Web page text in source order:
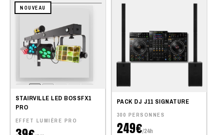
NOUVEAU
STAIRVILLE LED BOSSFX1
PRO
EFFET LUMIÈRE PRO
PACK DJ J11 SIGNATURE
300 PERSONNES
249€/24h